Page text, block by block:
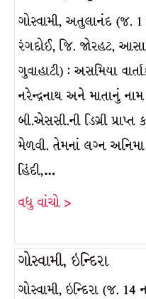
ગોસ્વામી, અતુલાનંદ (જ.
રંગદોઈ, જિ. જોરહટ,
ગુવાહાટી) : અસમિયા
નરેન્દ્રનાથ અને માતાનું
બી.એસસી.ની ડિગ્રી
મેળવી. તેમનાં લગ્ન
હિંદી,…
વધુ વાંચો >
ગોસ્વામી, ઇન્દિરા
ગોસ્વામી, ઇન્દિરા (જ.